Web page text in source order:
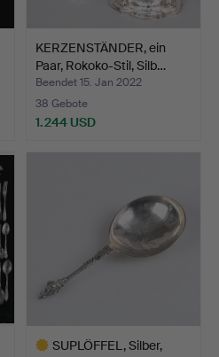
KERZENSTÄNDER, ein
Paar, Rokoko-Stil, Silb…
Beendet 15. Jan 2022
38 Gebote
1.244 USD
SUPLÖFFEL, Silber,